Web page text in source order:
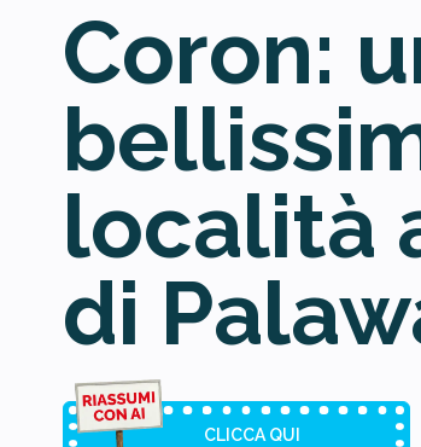
Coron:
località
di
CLICCA QUI